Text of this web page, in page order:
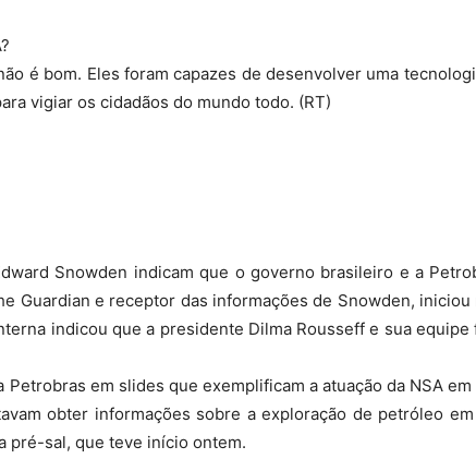
é bom. Eles foram capazes de desenvolver uma
vigiar os cidadãos do mundo todo. (RT)
Snowden indicam que o governo brasileiro e a
Guardian e receptor das informações de Snowden,
indicou que a presidente Dilma Rousseff e sua
em slides que exemplificam a atuação da NSA
obter informações sobre a exploração de petróleo
pré-sal, que teve início ontem.